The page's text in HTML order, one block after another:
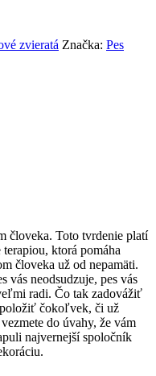
zvieratá Značka: Pes
človeka. Toto tvrdenie platí
ktorá pomáha
človeka už od nepamäti.
vás neodsudzuje, pes vás
radi. Čo tak zadovážiť
položiť čokoľvek, či už
do úvahy, že vám
najvernejší spoločník